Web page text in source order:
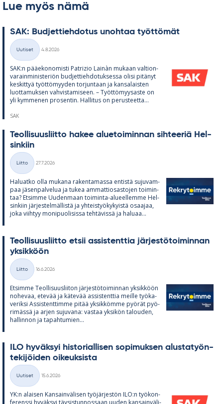
Lue myös nämä
SAK: Bud­jet­tieh­do­tus unoh­taa työt­tö­mät
Kategoriat
Uutiset
4.8.2026
SAK:n pää­e­ko­no­misti Pat­rizio Lainàn mu­kaan val­tion­
va­rain­mi­nis­te­riön bud­jet­tieh­do­tuk­sessa olisi pi­tä­nyt
kes­kit­tyä työt­tö­myy­den tor­jun­taan ja kan­sa­lais­ten
luot­ta­muk­sen vah­vis­ta­mi­seen. – Työt­tö­myy­saste on
yli kym­me­nen pro­sen­tin. Hal­li­tus on pe­rus­teetta...
SAK
Teol­li­suus­liitto ha­kee alue­toi­min­nan sih­tee­riä Hel­
sin­kiin
Kategoriat
Liitto
27.7.2026
Ha­luatko olla mu­kana ra­ken­ta­massa en­tistä su­ju­vam­
paa jä­sen­pal­ve­lua ja tu­kea am­mat­tio­sas­to­jen toi­min­
taa? Et­simme Uu­den­maan toi­minta-alu­eel­lemme Hel­
sin­kiin jär­jes­tel­mäl­listä ja yh­teis­työ­ky­kyistä osaa­jaa,
joka viih­tyy mo­ni­puo­li­sissa teh­tä­vissä ja ha­luaa...
Teol­li­suus­liitto et­sii as­sis­tent­tia jär­jes­tö­toi­min­nan
yk­sik­köön
Kategoriat
Liitto
16.6.2026
Et­simme Teol­li­suus­lii­ton jär­jes­tö­toi­min­nan yk­sik­köön
no­he­vaa, ete­vää ja kä­te­vää as­sis­tent­tia meille työ­ka­
ve­riksi As­sis­tent­timme pi­tää yk­sik­kömme pyö­rät pyö­
ri­mässä ja ar­jen su­ju­vana: vas­taa yk­si­kön ta­lou­den,
hal­lin­non ja ta­pah­tu­mien...
ILO hy­väk­syi his­to­rial­li­sen so­pi­muk­sen alus­ta­työn­
te­ki­jöi­den oi­keuk­sista
Kategoriat
Uutiset
15.6.2026
YK:n alai­sen Kan­sain­vä­li­sen työ­jär­jes­tön ILO:n työ­kon­